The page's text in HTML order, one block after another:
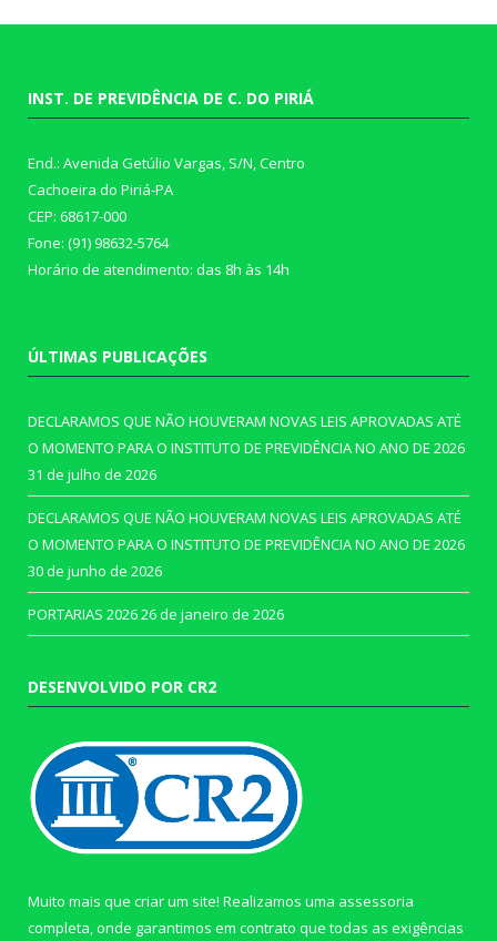
INST. DE PREVIDÊNCIA DE C. DO PIRIÁ
End.: Avenida Getúlio Vargas, S/N, Centro
Cachoeira do Piriá-PA
CEP: 68617-000
Fone: (91) 98632-5764
Horário de atendimento: das 8h às 14h
ÚLTIMAS PUBLICAÇÕES
DECLARAMOS QUE NÃO HOUVERAM NOVAS LEIS APROVADAS ATÉ
O MOMENTO PARA O INSTITUTO DE PREVIDÊNCIA NO ANO DE 2026
31 de julho de 2026
DECLARAMOS QUE NÃO HOUVERAM NOVAS LEIS APROVADAS ATÉ
O MOMENTO PARA O INSTITUTO DE PREVIDÊNCIA NO ANO DE 2026
30 de junho de 2026
PORTARIAS 202626 de janeiro de 2026
DESENVOLVIDO POR CR2
Muito mais que criar um site! Realizamos uma assessoria
completa, onde garantimos em contrato que todas as exigências